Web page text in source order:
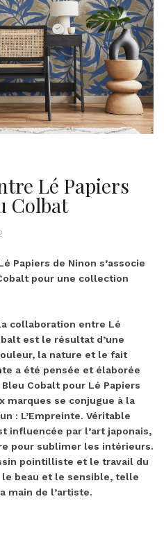
Lé Papiers
Colbat
Papiers de Ninon s’associe
pour une collection
collaboration entre Lé
est le résultat d’une
la nature et le fait
a été pensée et élaborée
Cobalt pour Lé Papiers
marques se conjugue à la
: L’Empreinte. Véritable
influencée par l’art japonais,
pour sublimer les intérieurs.
pointilliste et le travail du
beau et le sensible, telle
main de l’artiste.